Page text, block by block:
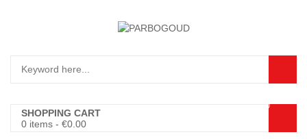
SHOPPING CART
0 items - €0.00
0